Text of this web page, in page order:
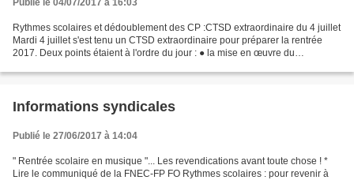
Publié le 04/07/2017 à 16:03
Rythmes scolaires et dédoublement des CP :CTSD extraordinaire du 4 juillet
Mardi 4 juillet s'est tenu un CTSD extraordinaire pour préparer la rentrée
2017. Deux points étaient à l'ordre du jour : ● la mise en œuvre du
Informations syndicales
Publié le 27/06/2017 à 14:04
" Rentrée scolaire en musique "... Les revendications avant toute chose ! *
Lire le communiqué de la FNEC-FP FO Rythmes scolaires : pour revenir à